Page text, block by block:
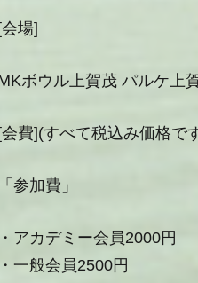
[会場]
ボウル上賀茂 パルケ上
[会費](すべて税込み価格で
「参加費」
・アカデミー会員2000円
・一般会員2500円